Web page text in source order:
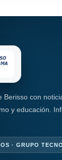
Berisso con
y educación.
· GRUPO